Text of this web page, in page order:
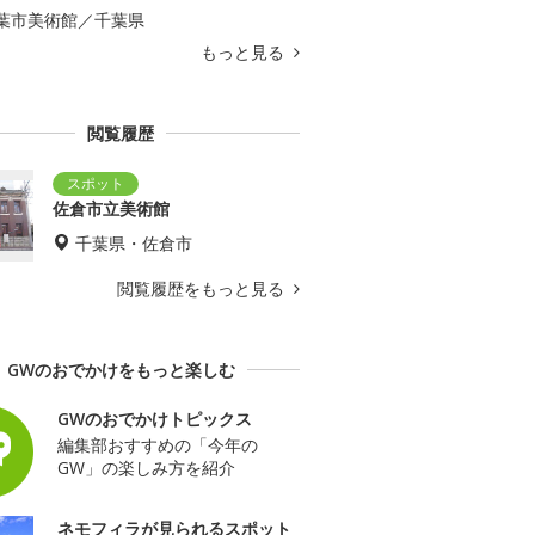
市美術館／千葉県
もっと見る
閲覧履歴
佐倉市立美術館
千葉県・佐倉市
閲覧履歴をもっと見る
GWのおでかけをもっと楽しむ
GWのおでかけトピックス
編集部おすすめの「今年の
GW」の楽しみ方を紹介
ネモフィラが見られるスポット